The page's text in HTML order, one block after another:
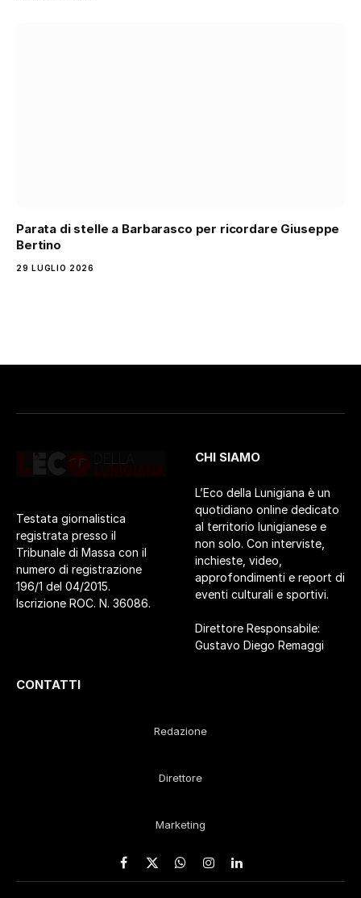
Parata di stelle a Barbarasco per ricordare Giuseppe
Bertino
29 LUGLIO 2026
Testata giornalistica
registrata presso il
Tribunale di Massa con il
numero di registrazione
196/1 del 04/2015.
Iscrizione ROC. N. 36086.
CHI SIAMO
L’Eco della Lunigiana è un
quotidiano online dedicato
al territorio lunigianese e
non solo. Con interviste,
inchieste, video,
approfondimenti e report di
eventi culturali e sportivi.
Direttore Responsabile:
Gustavo Diego Remaggi
CONTATTI
Redazione
Direttore
Marketing
Facebook
X
WhatsApp
Instagram
LinkedIn